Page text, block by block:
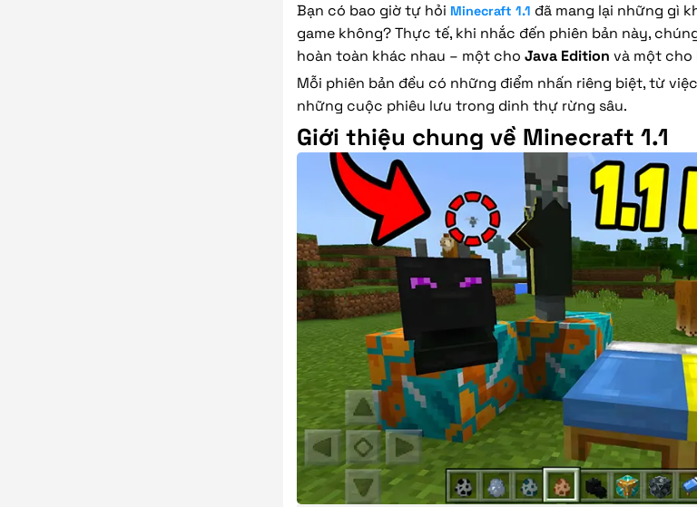
Bạn có bao giờ tự hỏi Minecraft 1.1 đã mang lại những gì
game không? Thực tế, khi nhắc đến phiên bản này,
hoàn toàn khác nhau – một cho Java Edition và một cho
Mỗi phiên bản đều có những điểm nhấn riêng biệt, từ
những cuộc phiêu lưu trong dinh thự rừng sâu.
Giới thiệu chung về Minecraft 1.1